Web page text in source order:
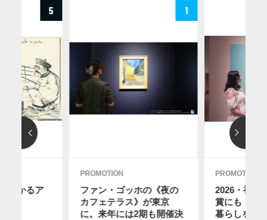
5
わかるア
1
PROMOTION
ファン・ゴッホの《夜の
カフェテラス》が東京
に。来年には2期も開催決
PROMOTION
2026・初め
賞にも！ス
暮らしを感